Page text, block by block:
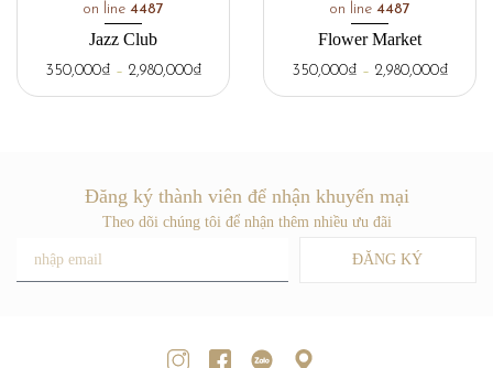
on line 4487
Jazz Club
350,000₫ – 2,980,000₫
on line 4487
Flower Market
350,000₫ – 2,980,000₫
Đăng ký thành viên để nhận khuyến mại
Theo dõi chúng tôi để nhận thêm nhiều ưu đãi
ĐĂNG KÝ